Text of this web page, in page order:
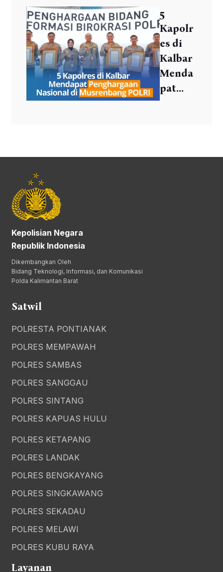
5
Kapolr
es di
Kalbar
Menda
pat...
Kepolisian Negara
Republik Indonesia
Dikembangkan Oleh
Bidang Teknologi, Informasi, dan Komunikasi
Polda Kalimantan Barat
Satwil
POLRESTA PONTIANAK
POLRES MEMPAWAH
POLRES SAMBAS
POLRES SANGGAU
POLRES SINTANG
POLRES KAPUAS HULU
POLRES KETAPANG
POLRES LANDAK
POLRES BENGKAYANG
POLRES SINGKAWANG
POLRES SEKADAU
POLRES MELAWI
POLRES KUBU RAYA
Layanan